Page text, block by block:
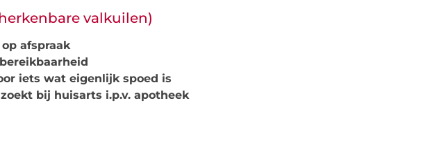
valkuilen)
afspraak
iets wat eigenlijk spoed is
bij huisarts i.p.v. apotheek